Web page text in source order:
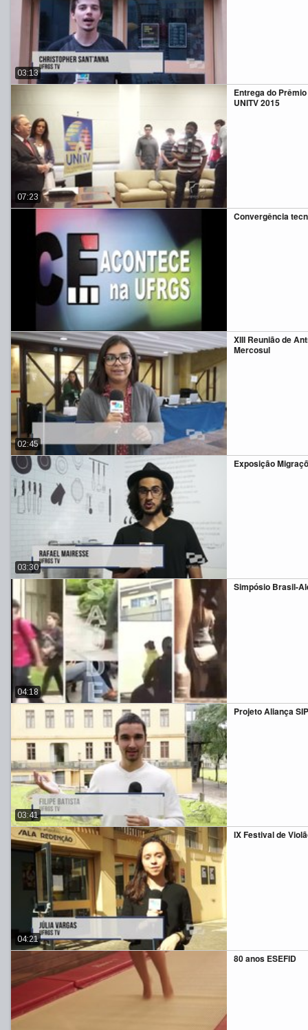
03:13
Entrega do
UNITV 2015
07:23
Convergência
XIII Reunião de
Mercosul
02:45
Exposição
03:30
Simpósio Brasil-
04:18
Projeto Aliança
03:41
IX Festival de
04:21
80 anos ESEFID